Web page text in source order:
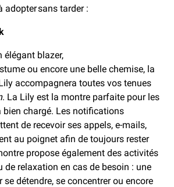
adopter sans tarder :
élégant blazer,
ou encore une belle chemise, la
accompagnera toutes vos tenues
. La Lily est la montre parfaite pour les
bien chargé. Les notifications
de recevoir ses appels, e-mails,
au poignet afin de toujours rester
propose également des activités
de relaxation en cas de besoin : une
se détendre, se concentrer ou encore